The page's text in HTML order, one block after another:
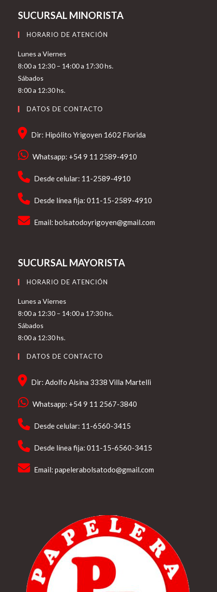
SUCURSAL MINORISTA
HORARIO DE ATENCIÓN
Lunes a Viernes
8:00 a 12:30 – 14:00 a 17:30 hs.
Sábados
8:00 a 12:30 hs.
DATOS DE CONTACTO
Dir: Hipólito Yrigoyen 1602 Florida
Whatsapp: +54 9 11 2589-4910
Desde celular: 11-2589-4910
Desde línea fija: 011-15-2589-4910
Email:bolsatodoyrigoyen@gmail.com
SUCURSAL MAYORISTA
HORARIO DE ATENCIÓN
Lunes a Viernes
8:00 a 12:30 – 14:00 a 17:30 hs.
Sábados
8:00 a 12:30 hs.
DATOS DE CONTACTO
Dir: Adolfo Alsina 3338 Villa Martelli
Whatsapp: +54 9 11 2567-3840
Desde celular: 11-6560-3415
Desde línea fija: 011-15-6560-3415
Email:papelerabolsatodo@gmail.com